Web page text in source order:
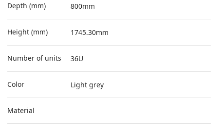
Depth (mm) 800mm
Height (mm) 1745.30mm
Number of units 36U
Color Light grey
Material